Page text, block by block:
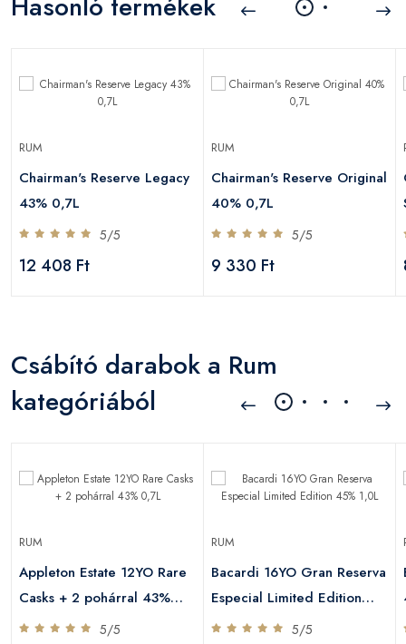
RUM
Chairman's Reserve Legacy
43% 0,7L
5/5
12 408 Ft
RUM
Chairman's Reserve Original
40% 0,7L
5/5
9 330 Ft
Csábító darabok a Rum
kategóriából
RUM
Appleton Estate 12YO Rare
Casks + 2 pohárral 43%
0,7L
5/5
RUM
Bacardi 16YO Gran Reserva
Especial Limited Edition
45% 1,0L
5/5